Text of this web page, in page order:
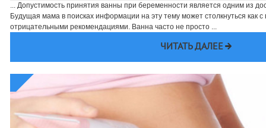
... Допустимость принятия ванны при беременности является одним из
Будущая мама в поисках информации на эту тему может столкнуться как
отрицательными рекомендациями. Ванна часто не просто ...
ЧИТАТЬ ДАЛЕЕ